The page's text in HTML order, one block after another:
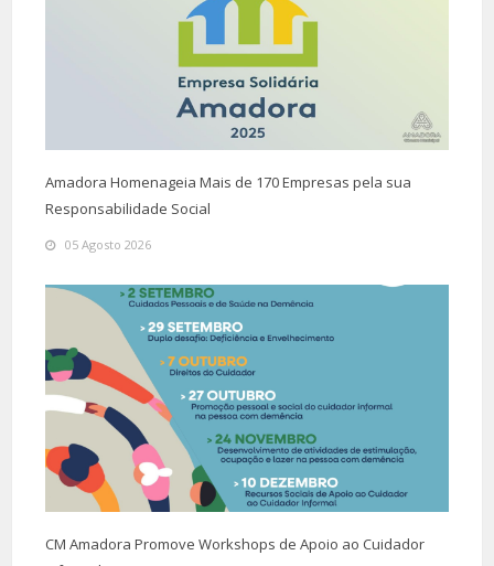
Amadora Homenageia Mais de 170 Empresas pela sua
Responsabilidade Social
05 Agosto 2026
CM Amadora Promove Workshops de Apoio ao Cuidador